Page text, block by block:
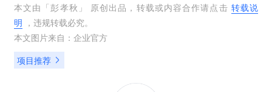
本文由「彭孝秋 」 原创出品，转载或内容合作请点击 转载说
明 ，违规转载必究。
本文图片来自： 企业官方
项目推荐